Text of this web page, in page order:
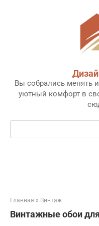
Вы собрались менять
уютный комфорт в
Поиск:
Главная » Винтаж
Винтажные обои